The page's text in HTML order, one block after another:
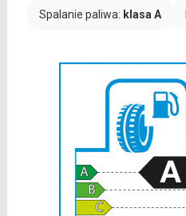
Spalanie paliwa: klasa A